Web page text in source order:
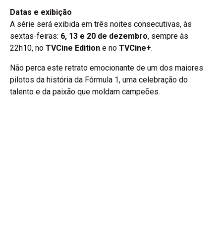
Datas e exibição
A série será exibida em três noites consecutivas, às
sextas-feiras: 6, 13 e 20 de dezembro, sempre às
22h10, no TVCine Edition e no TVCine+.
Não perca este retrato emocionante de um dos maiores
pilotos da história da Fórmula 1, uma celebração do
talento e da paixão que moldam campeões.